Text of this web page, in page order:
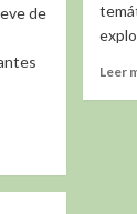
de
Leer